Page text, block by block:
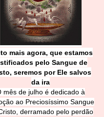
mais agora, que estamos
pelo Sangue de
seremos por Ele salvos
da ira
mês de julho é dedicado à
ao Preciosíssimo Sangue
derramado pelo perdão